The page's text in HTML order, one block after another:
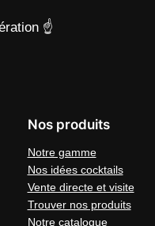
☝️
Nos produits
Notre gamme
Nos idées cocktails
Vente directe et visite
Trouver nos produits
Notre catalogue